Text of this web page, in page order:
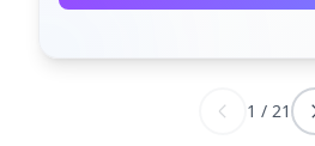
1 / 21